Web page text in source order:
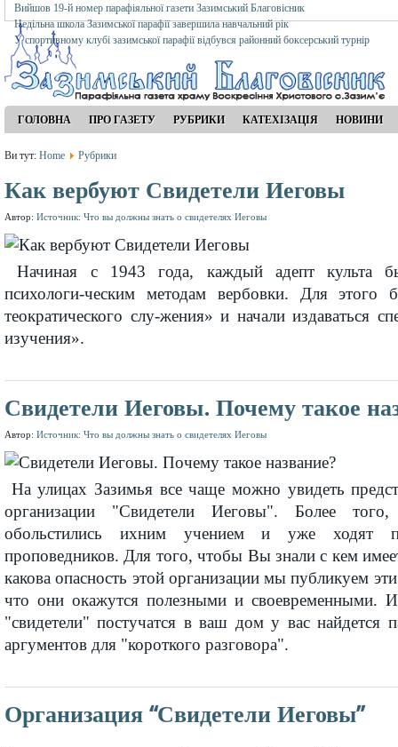
Вийшов 19-й номер парафіяльної газети Зазимський Благовісник
Недільна школа Зазимської парафії завершила навчальний рік
У спортивному клубі зазимської парафії відбувся районний боксерський турнір
ГОЛОВНА ПРО ГАЗЕТУ РУБРИКИ КАТЕХІЗАЦІЯ НОВИНИ
Ви тут: Home Рубрики
Как вербуют Свидетели Иеговы
Автор: Источник: Что вы должны знать о свидетелях Иеговы
Начиная с 1943 года, каждый адепт культа
психологи-ческим методам вербовки. Для этого
теократического слу-жения» и начали издаваться
изучения».
Свидетели Иеговы. Почему такое
Автор: Источник: Что вы должны знать о свидетелях Иеговы
На улицах Зазимья все чаще можно увидеть
организации "Свидетели Иеговы". Более
обольстились ихним учением и уже ходят
проповедников. Для того, чтобы Вы знали с кем
какова опасность этой организации мы публикуем
что они окажутся полезными и своевременными.
"свидетели" постучатся в ваш дом у вас найдется
аргументов для "короткого разговора".
Организация “Свидетели Иеговы”